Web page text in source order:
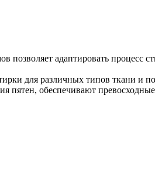
адаптировать процесс
для различных типов ткани и
пятен, обеспечивают превосходные